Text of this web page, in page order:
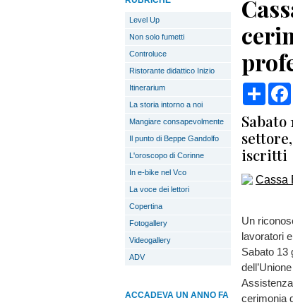
Level Up
Non solo fumetti
Controluce
Ristorante didattico Inizio
Itinerarium
La storia intorno a noi
Mangiare consapevolmente
Il punto di Beppe Gandolfo
L'oroscopo di Corinne
In e-bike nel Vco
La voce dei lettori
Copertina
Fotogallery
Videogallery
ADV
ACCADEVA UN ANNO FA
iscritti
Un
lavoratori
Sabato 13
cerimonia